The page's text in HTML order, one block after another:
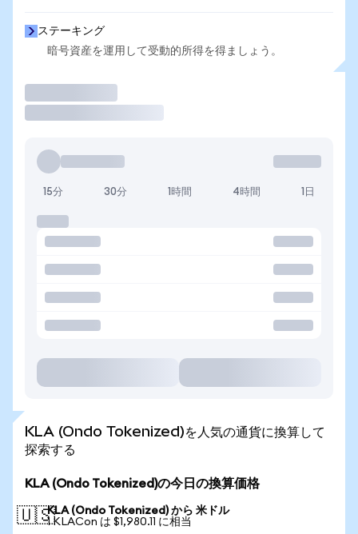
ステーキング
暗号資産を運用して受動的所得を得ましょう。
15分 30分 1時間 4時間 1日
KLA (Ondo Tokenized)を人気の通貨に換算して
探索する
KLA (Ondo Tokenized)の今日の換算価格
🇺🇸KLA (Ondo Tokenized) から 米ドル
1 KLACon は $1,980.11 に相当